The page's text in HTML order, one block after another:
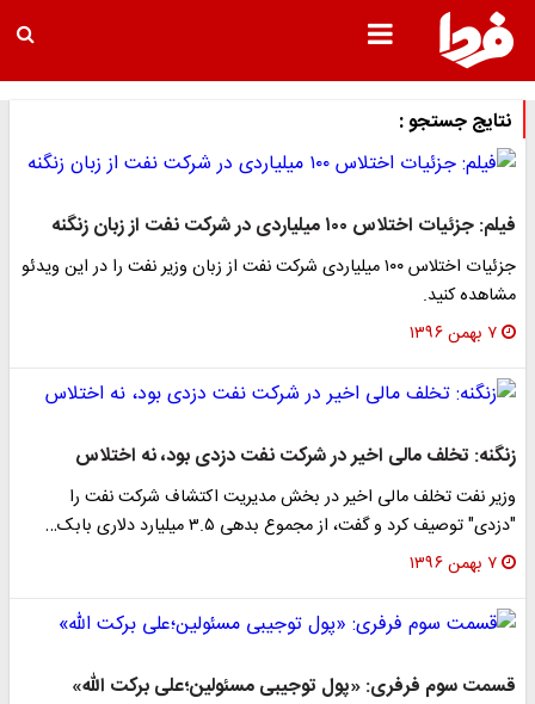
نتایج جستجو :
فیلم: جزئیات اختلاس ۱۰۰ میلیاردی در شرکت نفت از زبان زنگنه
جزئیات اختلاس ۱۰۰ میلیاردی شرکت نفت از زبان وزیر نفت را در این ویدئو
مشاهده کنید.
۷ بهمن ۱۳۹۶
زنگنه: تخلف مالی اخیر در شرکت نفت دزدی بود، نه اختلاس
وزیر نفت تخلف مالی اخیر در بخش مدیریت اکتشاف شرکت نفت را
"دزدی" توصیف کرد و گفت، از مجموع بدهی ۳.۵ میلیارد دلاری بابک…
۷ بهمن ۱۳۹۶
قسمت سوم فرفری: «پول توجیبی مسئولین؛علی برکت الله»